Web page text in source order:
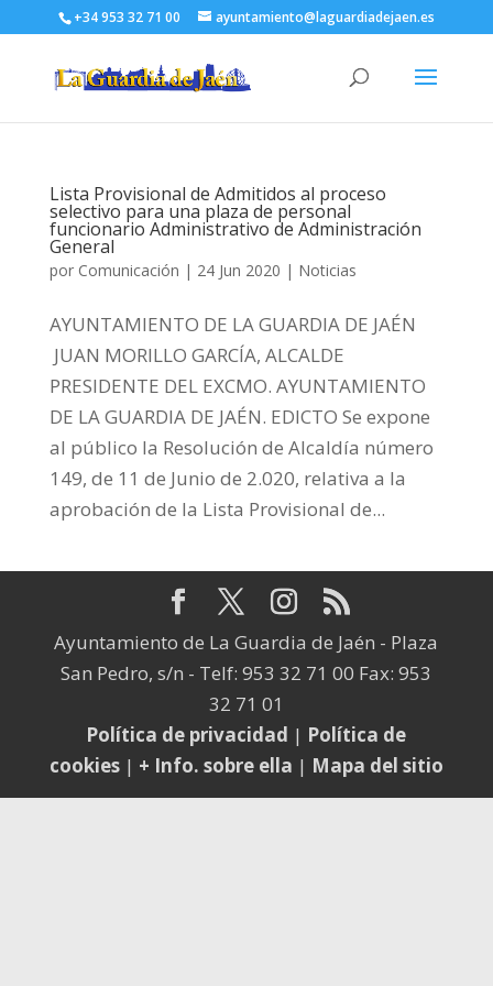
+34 953 32 71 00 ayuntamiento@laguardiadejaen.es
Lista Provisional de Admitidos al proceso
selectivo para una plaza de personal
funcionario Administrativo de Administración
General
por Comunicación | 24 Jun 2020 | Noticias
AYUNTAMIENTO DE LA GUARDIA DE JAÉN
JUAN MORILLO GARCÍA, ALCALDE
PRESIDENTE DEL EXCMO. AYUNTAMIENTO
DE LA GUARDIA DE JAÉN. EDICTO Se expone
al público la Resolución de Alcaldía número
149, de 11 de Junio de 2.020, relativa a la
aprobación de la Lista Provisional de...
Ayuntamiento de La Guardia de Jaén - Plaza
San Pedro, s/n - Telf: 953 32 71 00 Fax: 953
32 71 01
Política de privacidad | Política de
cookies| + Info. sobre ella | Mapa del sitio